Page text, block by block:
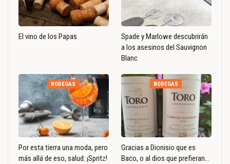
El vino de los Papas
Spade y Marlowe descubrirán
a los asesinos del Sauvignon
Blanc
BODEGAS
Por esta tierra una moda, pero
más allá de eso, salud: ¡Spritz!
BODEGAS
Gracias a Dionisio que es
Baco, o al dios que prefieran…